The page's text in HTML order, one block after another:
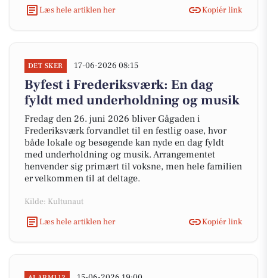
Læs hele artiklen her
Kopiér link
DET SKER 17-06-2026 08:15
Byfest i Frederiksværk: En dag
fyldt med underholdning og musik
Fredag den 26. juni 2026 bliver Gågaden i
Frederiksværk forvandlet til en festlig oase, hvor
både lokale og besøgende kan nyde en dag fyldt
med underholdning og musik. Arrangementet
henvender sig primært til voksne, men hele familien
er velkommen til at deltage.
Kilde: Kultunaut
Læs hele artiklen her
Kopiér link